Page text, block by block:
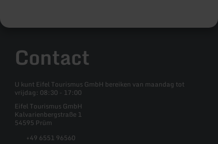
Contact
U kunt Eifel Tourismus GmbH bereiken van maandag tot
vrijdag: 08:30 - 17:00
Eifel Tourismus GmbH
Kalvarienbergstraße 1
54595 Prüm
+49 6551 96560